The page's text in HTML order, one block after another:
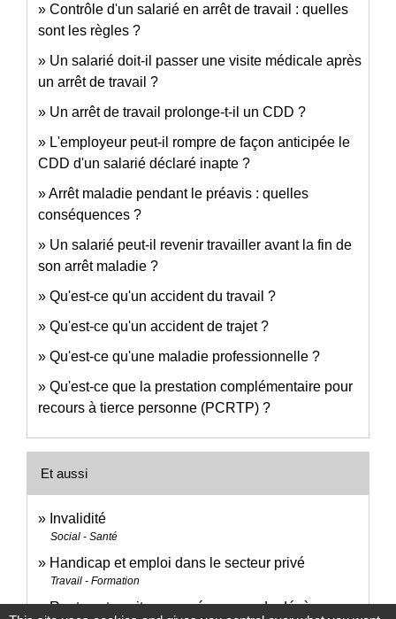
Contrôle d'un salarié en arrêt de travail : quelles
sont les règles ?
Un salarié doit-il passer une visite médicale après
un arrêt de travail ?
Un arrêt de travail prolonge-t-il un CDD ?
L'employeur peut-il rompre de façon anticipée le
CDD d'un salarié déclaré inapte ?
Arrêt maladie pendant le préavis : quelles
conséquences ?
Un salarié peut-il revenir travailler avant la fin de
son arrêt maladie ?
Qu'est-ce qu'un accident du travail ?
Qu'est-ce qu'un accident de trajet ?
Qu'est-ce qu'une maladie professionnelle ?
Qu'est-ce que la prestation complémentaire pour
recours à tierce personne (PCRTP) ?
Et aussi
Invalidité
Social - Santé
Handicap et emploi dans le secteur privé
Travail - Formation
Rentes et capitaux versés en cas de décès